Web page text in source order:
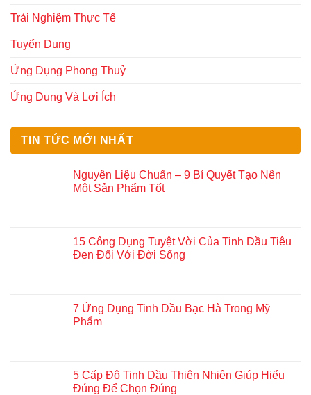
Trải Nghiệm Thực Tế
Tuyển Dụng
Ứng Dụng Phong Thuỷ
Ứng Dụng Và Lợi Ích
TIN TỨC MỚI NHẤT
Nguyên Liệu Chuẩn – 9 Bí Quyết Tạo Nên
Một Sản Phẩm Tốt
15 Công Dụng Tuyệt Vời Của Tinh Dầu Tiêu
Đen Đối Với Đời Sống
7 Ứng Dụng Tinh Dầu Bạc Hà Trong Mỹ
Phẩm
5 Cấp Độ Tinh Dầu Thiên Nhiên Giúp Hiểu
Đúng Để Chọn Đúng